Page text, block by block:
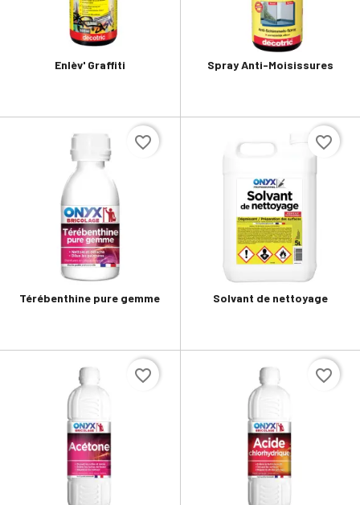
Enlèv' Graffiti Spray Anti-Moisissures
Térébenthine pure gemme
favorite_border
Solvant de nettoyage
favorite_border
favorite_border favorite_border